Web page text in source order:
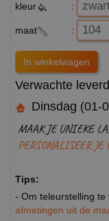
kleur :
maat :
Verwachte
Dinsdag (01-
MAAK JE UNIEKE
PERSONALISEER
Tips:
- Om teleurstelling
afmetingen uit de